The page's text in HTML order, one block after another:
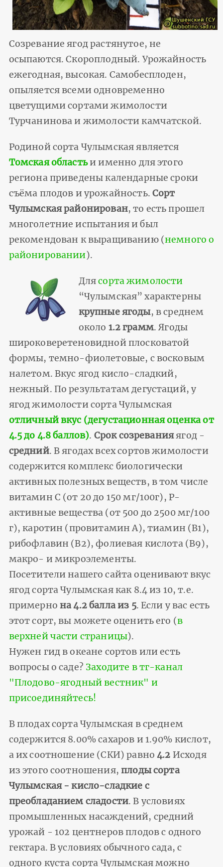
Созревание ягод растянутое, не
осыпаются. Скороплодный. Урожайность
ежегодная, высокая. Самобесплоден,
опыляется всеми одновременно
цветущими сортами жимолости
Турчанинова и жимолости камчатской.
Родиной сорта Чулымская является
Томская областьи именно для этого
региона приведены календарные сроки
съёма плодов и урожайность. Сорт
Чулымская районирован, то есть прошел
многолетние испытания и был
рекомендован к выращиванию (немного о
районировании).
Длясорта жимолости
“Чулымская” характерны
крупные ягоды, в среднем
около 1.2 грамм. Ягоды
широковеретеновидной плосковатой
формы, темно-фиолетовые, с восковым
налетом. Вкус ягод кисло-сладкий,
нежный. По результатам дегустаций, у
ягод жимолости сорта Чулымская
отличный вкус (дегустационная оценка от
4.5 до 4.8 баллов). Срок созреванияягод -
средний. В ягодах всех сортов жимолости
содержится комплекс биологически
активных полезных веществ, в том числе
витамин С (от 20 до 150 мг/100г), Р-
активные вещества (от 500 до 2500 мг/100
г), каротин (провитамин А), тиамин (В1),
рибофлавин (В2), фолиевая кислота (В9),
макро- и микроэлементы.
Посетители нашего сайта оценивают вкус
ягод сорта Чулымская как 8.4 из 10, т.е.
примерно на 4.2 балла из 5. Если у вас есть
этот сорт, вы можете оценить его (в
верхней части страницы).
Нужен гид в океане сортов или есть
вопросы о саде? Заходите в тг-канал
"Плодово-ягодный вестник" и
присоединяйтесь!
В плодах сорта Чулымская в среднем
содержится 8.00% сахаров и 1.90% кислот,
а их соотношение (СКИ) равно4.2 Исходя
из этого соотношения, плоды сорта
Чулымская - кисло-сладкие с
преобладанием сладости. В условиях
промышленных насаждений, средний
урожай - 102 центнеров плодов с одного
гектара. В условиях обычного сада, с
одного куста сорта Чулымская можно